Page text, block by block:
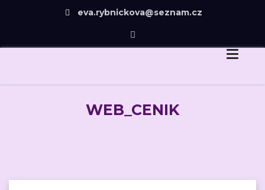
eva.rybnickova@seznam.cz
content
WEB_CENIK